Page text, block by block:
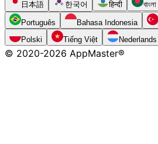
日本語
한국어 हिन्दी বাংলা
Português Bahasa Indonesia
Polski
Tiếng Việt Nederlands
© 2020-2026 AppMaster®